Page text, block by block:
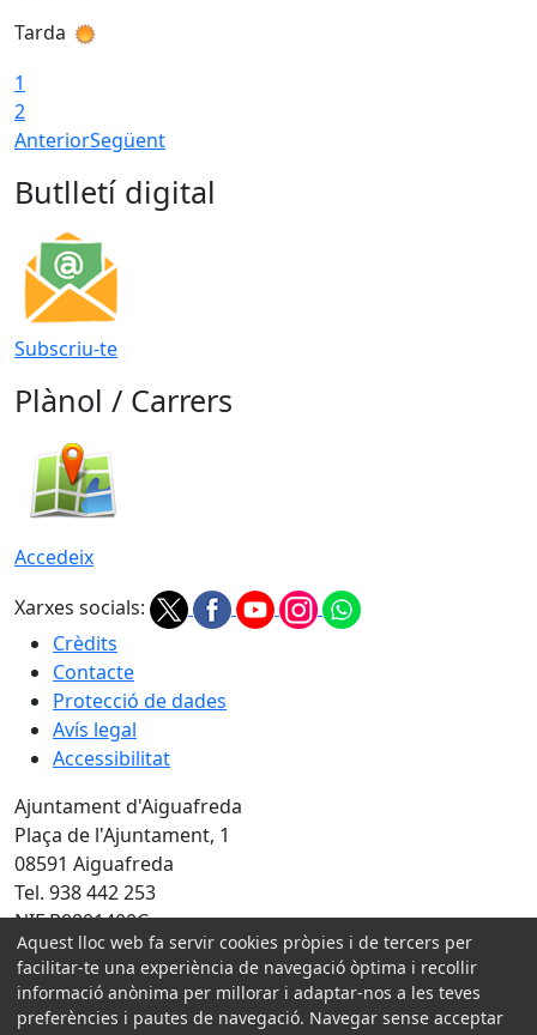
Tarda
1
2
AnteriorSegüent
Butlletí digital
Subscriu-te
Plànol / Carrers
Accedeix
Xarxes socials:
Crèdits
Contacte
Protecció de dades
Avís legal
Accessibilitat
Ajuntament d'Aiguafreda
Plaça de l'Ajuntament, 1
08591 Aiguafreda
Tel. 938 442 253
NIF P0801400C
Amb la col·laboració de:
Aquest lloc web fa servir cookies pròpies i de tercers per
facilitar-te una experiència de navegació òptima i recollir
informació anònima per millorar i adaptar-nos a les teves
preferències i pautes de navegació. Navegar sense acceptar